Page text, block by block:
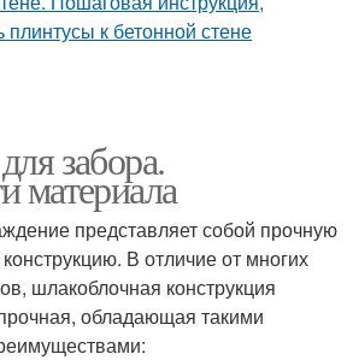
забора.
материала
представляет собой прочную
В отличие от многих
шлакоблочная конструкция
обладающая такими